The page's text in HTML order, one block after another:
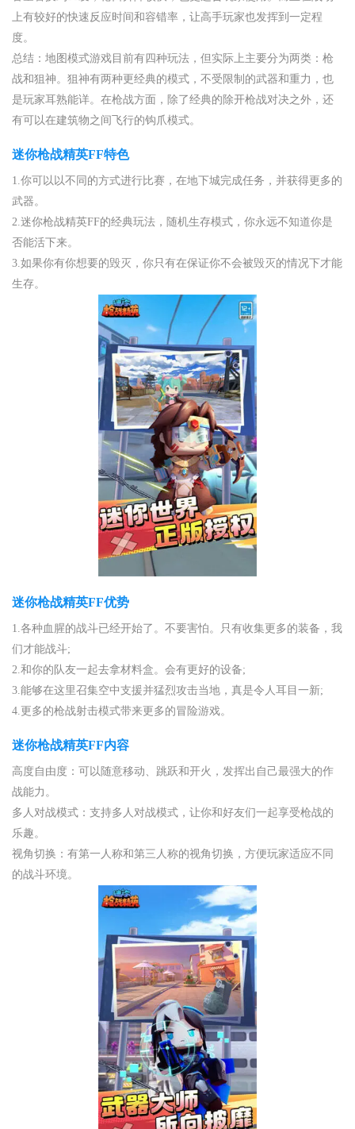
上有较好的快速反应时间和容错率，让高手玩家也发挥到一定程
度。
总结：地图模式游戏目前有四种玩法，但实际上主要分为两类：枪
战和狙神。狙神有两种更经典的模式，不受限制的武器和重力，也
是玩家耳熟能详。在枪战方面，除了经典的除开枪战对决之外，还
有可以在建筑物之间飞行的钩爪模式。
迷你枪战精英FF特色
1.你可以以不同的方式进行比赛，在地下城完成任务，并获得更多的
武器。
2.迷你枪战精英FF的经典玩法，随机生存模式，你永远不知道你是
否能活下来。
3.如果你有你想要的毁灭，你只有在保证你不会被毁灭的情况下才能
生存。
迷你枪战精英FF优势
1.各种血腥的战斗已经开始了。不要害怕。只有收集更多的装备，我
们才能战斗;
2.和你的队友一起去拿材料盒。会有更好的设备;
3.能够在这里召集空中支援并猛烈攻击当地，真是令人耳目一新;
4.更多的枪战射击模式带来更多的冒险游戏。
迷你枪战精英FF内容
高度自由度：可以随意移动、跳跃和开火，发挥出自己最强大的作
战能力。
多人对战模式：支持多人对战模式，让你和好友们一起享受枪战的
乐趣。
视角切换：有第一人称和第三人称的视角切换，方便玩家适应不同
的战斗环境。